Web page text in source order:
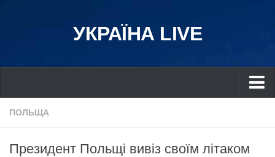
УКРАЇНА LIVE
Україна
Дніпро
ПОЛЬЩА
Президент Польщі вивіз своїм літаком